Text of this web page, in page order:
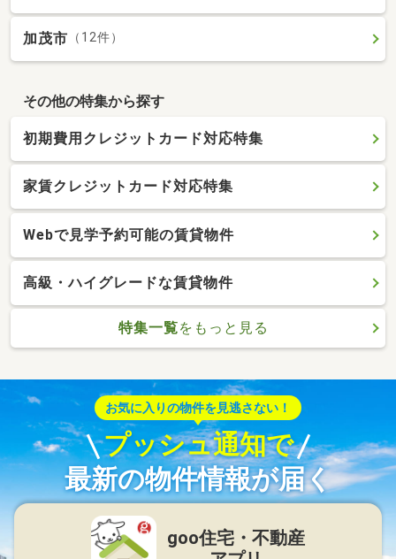
加茂市 （12件）
その他の特集から探す
初期費用クレジットカード対応特集
家賃クレジットカード対応特集
Webで見学予約可能の賃貸物件
高級・ハイグレードな賃貸物件
特集一覧をもっと見る
お気に入りの物件を見逃さない！
プッシュ通知で
最新の物件情報が届く
goo住宅・不動産